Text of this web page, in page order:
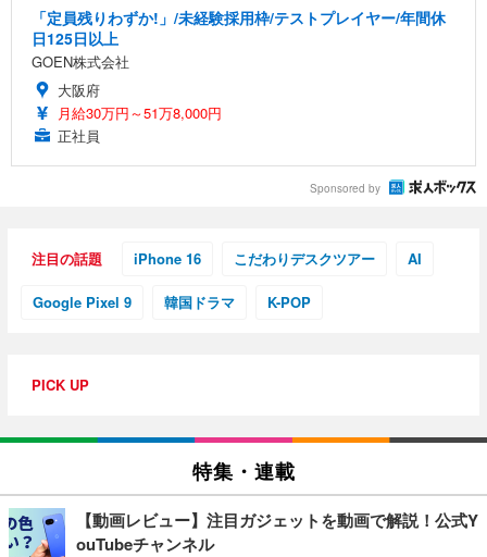
「定員残りわずか!」/未経験採用枠/テストプレイヤー/年間休
日125日以上
GOEN株式会社
大阪府
月給30万円～51万8,000円
正社員
Sponsored by
注目の話題 iPhone 16 こだわりデスクツアー AI
Google Pixel 9 韓国ドラマ K-POP
PICK UP
特集・連載
【動画レビュー】注目ガジェットを動画で解説！公式Y
ouTubeチャンネル